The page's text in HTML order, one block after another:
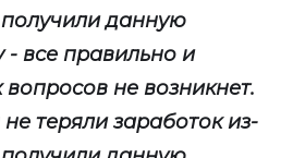
данную
- все правильно и
вопросов не возникнет.
теряли заработок из-